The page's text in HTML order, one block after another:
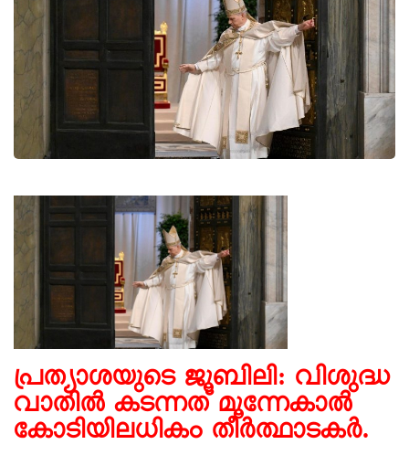
പ്രത്യാശയുടെ ജൂബിലി: വിശുദ്ധ
വാതില്‍ കടന്നത് മൂന്നേകാല്‍
കോടിയിലധികം തീര്‍ത്ഥാടകര്‍.